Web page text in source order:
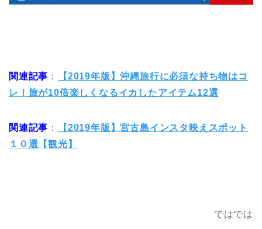
関連記事 ：
【2019年版】沖縄旅行に必須な持ち物はコ
レ！旅が10倍楽しくなるイカしたアイテム12選
関連記事 ：
【2019年版】宮古島インスタ映えスポット
１０選【観光】
ではでは